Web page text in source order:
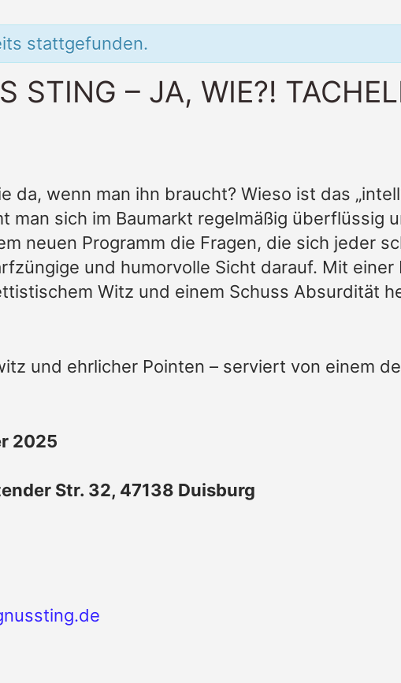
stattgefunden.
STING – JA, WIE?!
da, wenn man ihn braucht? Wieso ist das
man sich im Baumarkt regelmäßig überflüssig
neuen Programm die Fragen, die sich jeder
und humorvolle Sicht darauf. Mit einer
Witz und einem Schuss Absurdität
und ehrlicher Pointen – serviert von einem
2025
Str. 32, 47138 Duisburg